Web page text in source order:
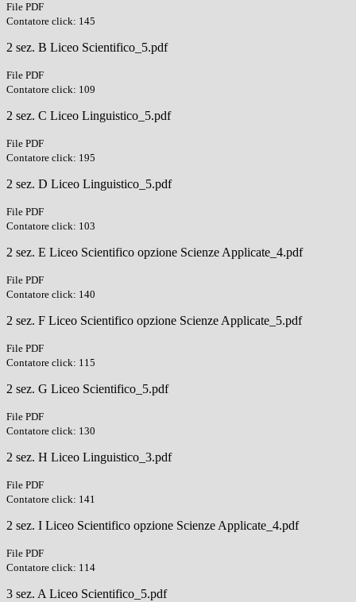
File PDF
Contatore click: 145
2 sez. B Liceo Scientifico_5.pdf
File PDF
Contatore click: 109
2 sez. C Liceo Linguistico_5.pdf
File PDF
Contatore click: 195
2 sez. D Liceo Linguistico_5.pdf
File PDF
Contatore click: 103
2 sez. E Liceo Scientifico opzione Scienze Applicate_4.pdf
File PDF
Contatore click: 140
2 sez. F Liceo Scientifico opzione Scienze Applicate_5.pdf
File PDF
Contatore click: 115
2 sez. G Liceo Scientifico_5.pdf
File PDF
Contatore click: 130
2 sez. H Liceo Linguistico_3.pdf
File PDF
Contatore click: 141
2 sez. I Liceo Scientifico opzione Scienze Applicate_4.pdf
File PDF
Contatore click: 114
3 sez. A Liceo Scientifico_5.pdf